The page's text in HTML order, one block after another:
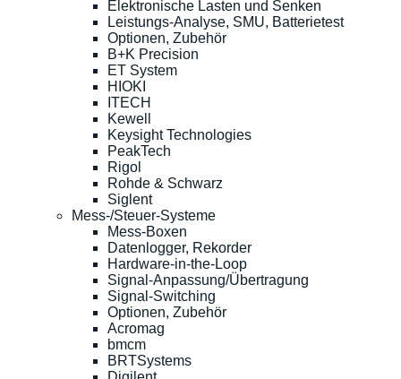
Elektronische Lasten und Senken
Leistungs-Analyse, SMU, Batterietest
Optionen, Zubehör
B+K Precision
ET System
HIOKI
ITECH
Kewell
Keysight Technologies
PeakTech
Rigol
Rohde & Schwarz
Siglent
Mess-/Steuer-Systeme
Mess-Boxen
Datenlogger, Rekorder
Hardware-in-the-Loop
Signal-Anpassung/Übertragung
Signal-Switching
Optionen, Zubehör
Acromag
bmcm
BRTSystems